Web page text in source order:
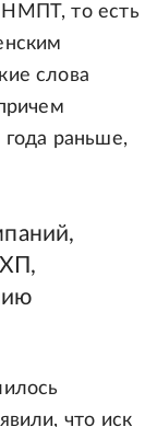
то есть
слова
года раньше,
что иск